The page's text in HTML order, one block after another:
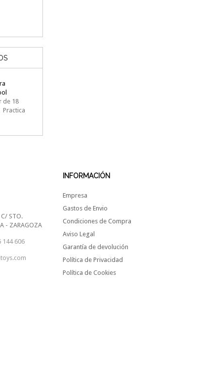
de 18
Practica
STO.
- ZARAGOZA
144 606
INFORMACIÓN
Empresa
Gastos de Envio
Condiciones de Compra
Aviso Legal
Garantía de devolución
Política de Privacidad
Política de Cookies